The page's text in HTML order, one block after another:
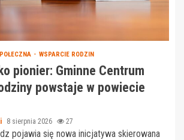
WSPARCIE RODZIN
pionier: Gminne Centrum
powstaje w powiecie
8 sierpnia 2026 27
pojawia się nowa inicjatywa skierowana